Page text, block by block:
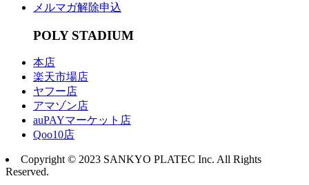
メルマガ解除申込
POLY STADIUM
本店
楽天市場店
ヤフー店
アマゾン店
auPAYマーケット店
Qoo10店
Copyright © 2023 SANKYO PLATEC Inc. All Rights
Reserved.